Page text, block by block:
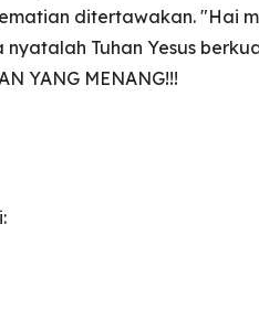
ditertawakan. "Hai
Tuhan Yesus
YANG MENANG!!!